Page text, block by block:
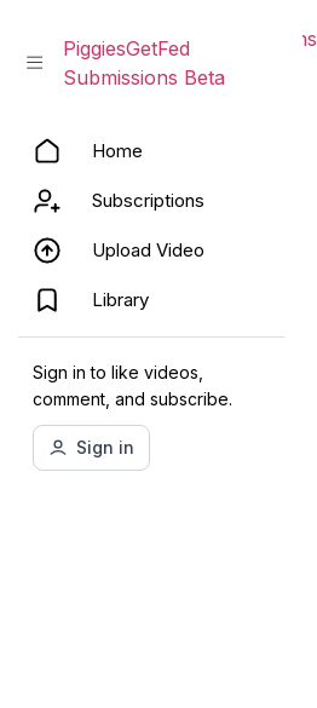
PiggiesGetFed Submissions
Beta
PiggiesGetFed
Submissions Beta
Home
Subscriptions
Upload Video
Library
Sign in to like videos,
comment, and subscribe.
Sign in